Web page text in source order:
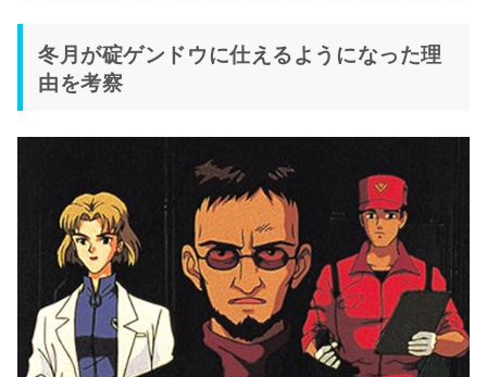
冬月が碇ゲンドウに仕えるようになった理
由を考察